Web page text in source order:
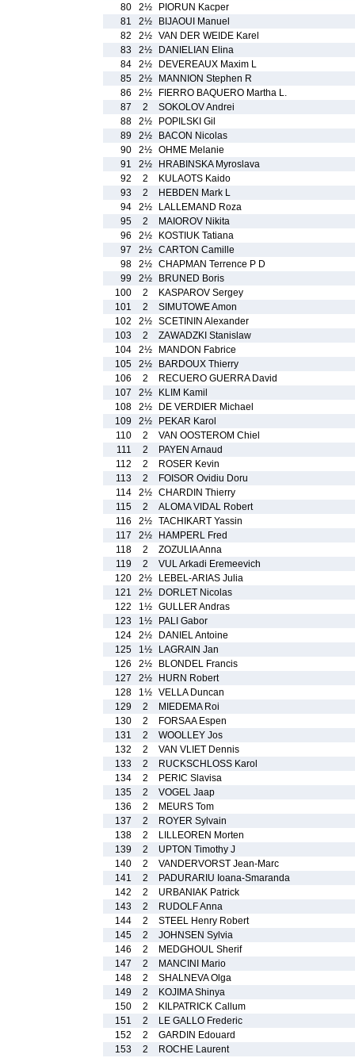
80
2½
PIORUN Kacper
81
2½
BIJAOUI Manuel
82
2½
VAN DER WEIDE Karel
83
2½
DANIELIAN Elina
84
2½
DEVEREAUX Maxim L
85
2½
MANNION Stephen R
86
2½
FIERRO BAQUERO Martha L.
87
2
SOKOLOV Andrei
88
2½
POPILSKI Gil
89
2½
BACON Nicolas
90
2½
OHME Melanie
91
2½
HRABINSKA Myroslava
92
2
KULAOTS Kaido
93
2
HEBDEN Mark L
94
2½
LALLEMAND Roza
95
2
MAIOROV Nikita
96
2½
KOSTIUK Tatiana
97
2½
CARTON Camille
98
2½
CHAPMAN Terrence P D
99
2½
BRUNED Boris
100
2
KASPAROV Sergey
101
2
SIMUTOWE Amon
102
2½
SCETININ Alexander
103
2
ZAWADZKI Stanislaw
104
2½
MANDON Fabrice
105
2½
BARDOUX Thierry
106
2
RECUERO GUERRA David
107
2½
KLIM Kamil
108
2½
DE VERDIER Michael
109
2½
PEKAR Karol
110
2
VAN OOSTEROM Chiel
111
2
PAYEN Arnaud
112
2
ROSER Kevin
113
2
FOISOR Ovidiu Doru
114
2½
CHARDIN Thierry
115
2
ALOMA VIDAL Robert
116
2½
TACHIKART Yassin
117
2½
HAMPERL Fred
118
2
ZOZULIA Anna
119
2
VUL Arkadi Eremeevich
120
2½
LEBEL-ARIAS Julia
121
2½
DORLET Nicolas
122
1½
GULLER Andras
123
1½
PALI Gabor
124
2½
DANIEL Antoine
125
1½
LAGRAIN Jan
126
2½
BLONDEL Francis
127
2½
HURN Robert
128
1½
VELLA Duncan
129
2
MIEDEMA Roi
130
2
FORSAA Espen
131
2
WOOLLEY Jos
132
2
VAN VLIET Dennis
133
2
RUCKSCHLOSS Karol
134
2
PERIC Slavisa
135
2
VOGEL Jaap
136
2
MEURS Tom
137
2
ROYER Sylvain
138
2
LILLEOREN Morten
139
2
UPTON Timothy J
140
2
VANDERVORST Jean-Marc
141
2
PADURARIU Ioana-Smaranda
142
2
URBANIAK Patrick
143
2
RUDOLF Anna
144
2
STEEL Henry Robert
145
2
JOHNSEN Sylvia
146
2
MEDGHOUL Sherif
147
2
MANCINI Mario
148
2
SHALNEVA Olga
149
2
KOJIMA Shinya
150
2
KILPATRICK Callum
151
2
LE GALLO Frederic
152
2
GARDIN Edouard
153
2 ROCHE Laurent